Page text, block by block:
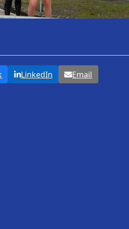
LinkedIn Email